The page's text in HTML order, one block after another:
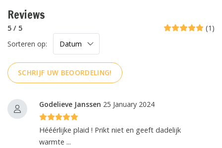
Reviews
5 / 5
(1)
Sorteren op:
SCHRIJF UW BEOORDELING!
Godelieve Janssen 25 January 2024
Hééérlijke plaid ! Prikt niet en geeft dadelijk
warmte ...